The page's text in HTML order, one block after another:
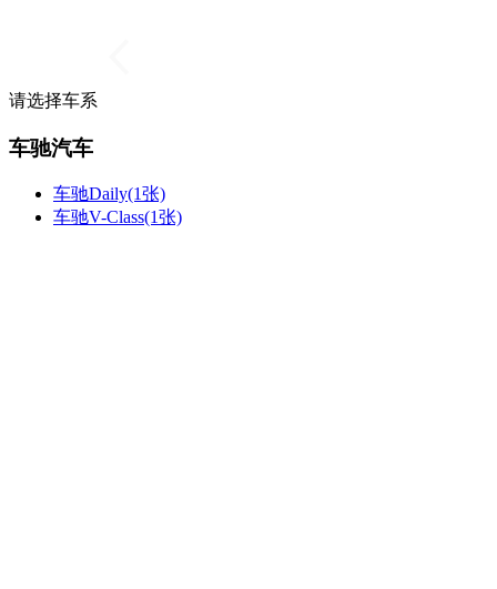
请选择车系
车驰汽车
车驰Daily(1张)
车驰V-Class(1张)